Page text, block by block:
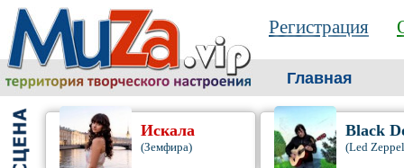
Регистрация
Главная
Искала
(Земфира)
Black
(Led